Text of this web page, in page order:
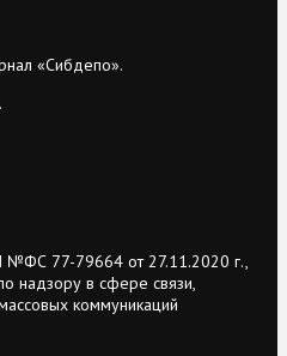
«Сибдепо».
№ФС 77-79664 от 27.11.2020 г.,
надзору в сфере связи,
коммуникаций